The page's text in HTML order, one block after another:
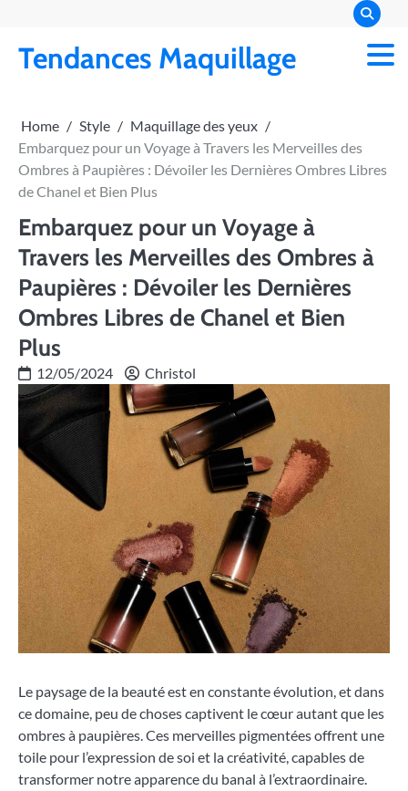
content
Tendances Maquillage
Home Style
Maquillage des yeux
Embarquez pour un Voyage à Travers les Merveilles des
Ombres à Paupières : Dévoiler les Dernières Ombres Libres
de Chanel et Bien Plus
Embarquez pour un Voyage à
Travers les Merveilles des Ombres à
Paupières : Dévoiler les Dernières
Ombres Libres de Chanel et Bien
Plus
12/05/2024 Christol
Le paysage de la beauté est en constante évolution, et dans
ce domaine, peu de choses captivent le cœur autant que les
ombres à paupières. Ces merveilles pigmentées offrent une
toile pour l’expression de soi et la créativité, capables de
transformer notre apparence du banal à l’extraordinaire.